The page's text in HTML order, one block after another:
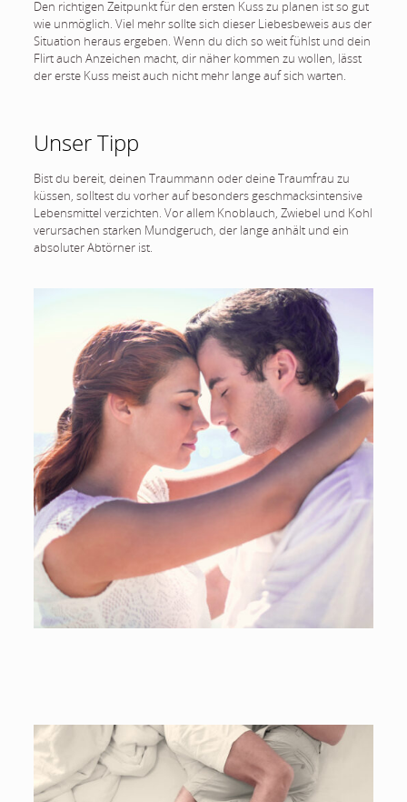
Den richtigen Zeitpunkt für den ersten Kuss zu planen ist so gut
wie unmöglich. Viel mehr sollte sich dieser Liebesbeweis aus der
Situation heraus ergeben. Wenn du dich so weit fühlst und dein
Flirt auch Anzeichen macht, dir näher kommen zu wollen, lässt
der erste Kuss meist auch nicht mehr lange auf sich warten.
Unser Tipp
Bist du bereit, deinen Traummann oder deine Traumfrau zu
küssen, solltest du vorher auf besonders geschmacksintensive
Lebensmittel verzichten. Vor allem Knoblauch, Zwiebel und Kohl
verursachen starken Mundgeruch, der lange anhält und ein
absoluter Abtörner ist.